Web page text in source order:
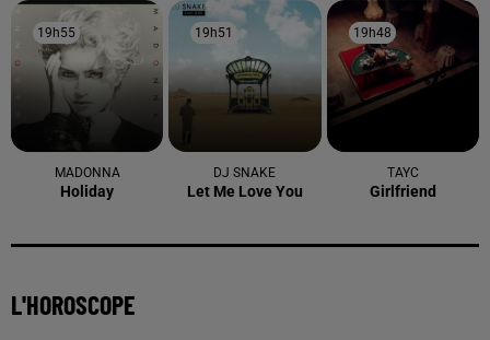
19h55
19h55
MADONNA
Holiday
19h51
19h51
DJ SNAKE
Let Me Love You
19h48
19h48
TAYC
Girlfriend
L'HOROSCOPE